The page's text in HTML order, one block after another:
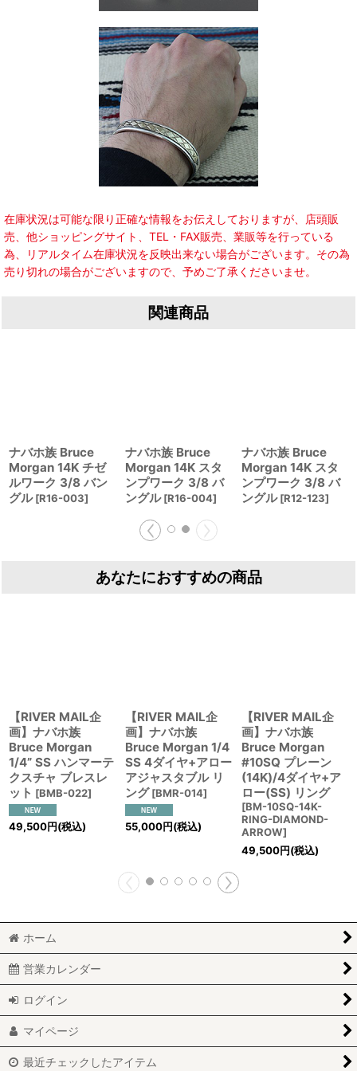
在庫状況は可能な限り正確な情報をお伝えしておりますが、店頭販
売、他ショッピングサイト、TEL・FAX販売、業販等を行っている
為、リアルタイム在庫状況を反映出来ない場合がございます。その為
売り切れの場合がございますので、予めご了承くださいませ。
関連商品
ナバホ族 Bruce
Morgan 14K チゼ
ルワーク 3/8 バン
グル [R16-003]
ナバホ族 Bruce
Morgan 14K スタ
ンプワーク 3/8 バ
ングル [R16-004]
ナバホ族 Bruce
Morgan 14K スタ
ンプワーク 3/8 バ
ングル [R12-123]
あなたにおすすめの商品
【RIVER MAIL企
画】ナバホ族
Bruce Morgan
1/4” SS ハンマーテ
クスチャ ブレスレ
ット [BMB-022]
49,500円(税込)
【RIVER MAIL企
画】ナバホ族
Bruce Morgan 1/4
SS 4ダイヤ+アロー
アジャスタブル リ
ング [BMR-014]
55,000円(税込)
【RIVER MAIL企
画】ナバホ族
Bruce Morgan
#10SQ プレーン
(14K)/4ダイヤ+ア
ロー(SS) リング
[BM-10SQ-14K-
RING-DIAMOND-
ARROW]
49,500円(税込)
ホーム
営業カレンダー
ログイン
マイページ
最近チェックしたアイテム